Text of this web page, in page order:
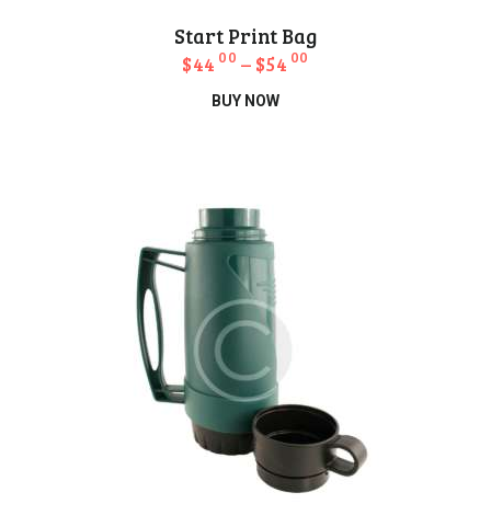
Start Print Bag
$44 00 – $54 00
BUY NOW